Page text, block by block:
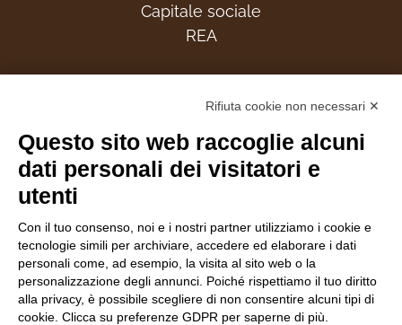
Capitale sociale
REA
Rifiuta cookie non necessari ✕
Questo sito web raccoglie alcuni
dati personali dei visitatori e
utenti
Con il tuo consenso, noi e i nostri partner utilizziamo i cookie e
tecnologie simili per archiviare, accedere ed elaborare i dati
personali come, ad esempio, la visita al sito web o la
personalizzazione degli annunci. Poiché rispettiamo il tuo diritto
alla privacy, è possibile scegliere di non consentire alcuni tipi di
cookie. Clicca su preferenze GDPR per saperne di più.